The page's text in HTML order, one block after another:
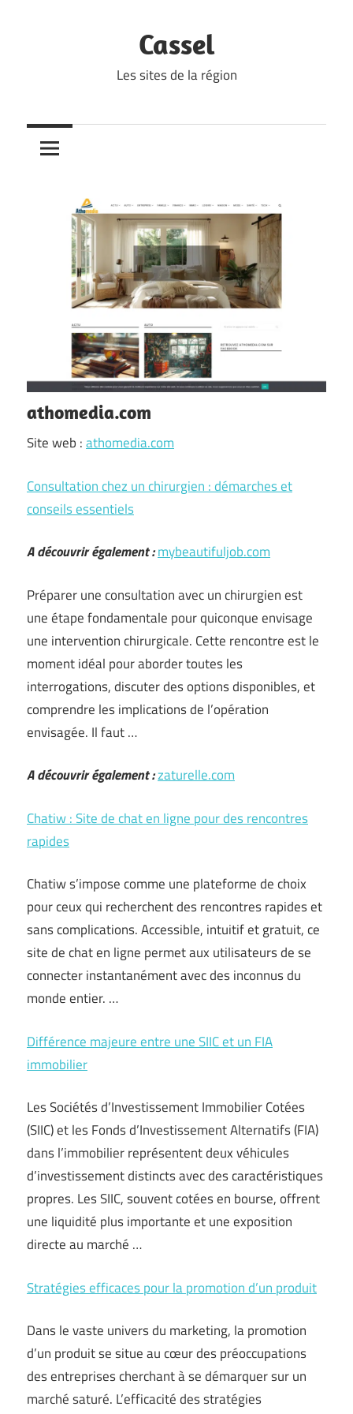
Cassel
Les sites de la région
athomedia.com
Site web :athomedia.com
Consultation chez un chirurgien : démarches et
conseils essentiels
A découvrir également :mybeautifuljob.com
Préparer une consultation avec un chirurgien est
une étape fondamentale pour quiconque envisage
une intervention chirurgicale. Cette rencontre est le
moment idéal pour aborder toutes les
interrogations, discuter des options disponibles, et
comprendre les implications de l’opération
envisagée. Il faut …
A découvrir également :zaturelle.com
Chatiw : Site de chat en ligne pour des rencontres
rapides
Chatiw s’impose comme une plateforme de choix
pour ceux qui recherchent des rencontres rapides et
sans complications. Accessible, intuitif et gratuit, ce
site de chat en ligne permet aux utilisateurs de se
connecter instantanément avec des inconnus du
monde entier. …
Différence majeure entre une SIIC et un FIA
immobilier
Les Sociétés d’Investissement Immobilier Cotées
(SIIC) et les Fonds d’Investissement Alternatifs (FIA)
dans l’immobilier représentent deux véhicules
d’investissement distincts avec des caractéristiques
propres. Les SIIC, souvent cotées en bourse, offrent
une liquidité plus importante et une exposition
directe au marché …
Stratégies efficaces pour la promotion d’un produit
Dans le vaste univers du marketing, la promotion
d’un produit se situe au cœur des préoccupations
des entreprises cherchant à se démarquer sur un
marché saturé. L’efficacité des stratégies